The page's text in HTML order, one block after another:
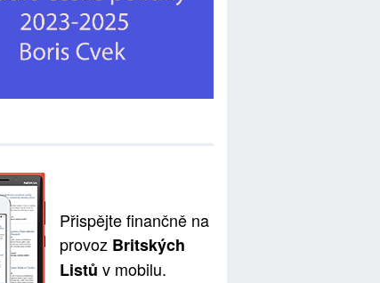
Přispějte finančně na
provoz Britských
Listů v mobilu.